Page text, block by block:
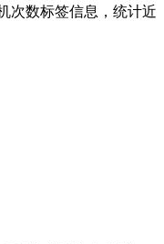
次数标签信息，统计近